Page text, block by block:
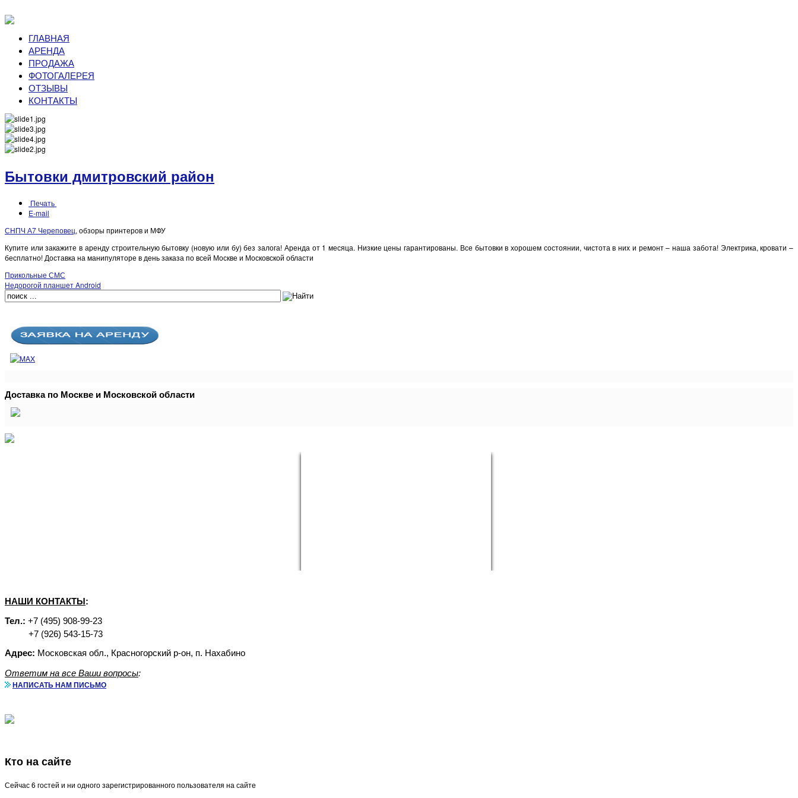
ГЛАВНАЯ
АРЕНДА
ПРОДАЖА
ФОТОГАЛЕРЕЯ
ОТЗЫВЫ
КОНТАКТЫ
Бытовки дмитровский район
Печать
E-mail
СНПЧ А7 Череповец, обзоры принтеров и МФУ
Купите или закажите в аренду строительную бытовку (новую или бу) без залога! Аренда от 1 месяца. Низкие цены гарантированы. Все бытовки в хорошем состоянии, чистота в них и ремонт – наша забота! Электрика, кровати –
бесплатно! Доставка на манипуляторе в день заказа по всей Москве и Московской области
Прикольные СМС
Недорогой планшет Android
Доставка по Москве и Московской области
НАШИ КОНТАКТЫ:
Тел.: +7 (495) 908-99-23
+7 (926) 543-15-73
Адрес: Московская обл., Красногорский р-он, п. Нахабино
Ответим на все Ваши вопросы:
НАПИСАТЬ НАМ ПИСЬМО
Кто на сайте
Сейчас 6 гостей и ни одного зарегистрированного пользователя на сайте